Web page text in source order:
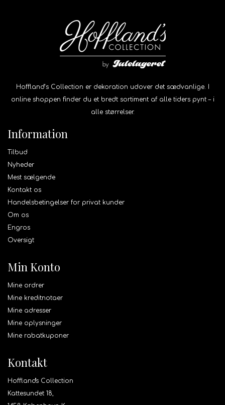
Hoffland’s Collection er dekoration udover det sædvanlige. I
online shoppen finder du et bredt sortiment af alle tiders pynt – i
alle størrelser.
Information
Tilbud
Nyheder
Mest sælgende
Kontakt os
Handelsbetingelser for privat kunder
Om os
Engros
Oversigt
Min Konto
Mine ordrer
Mine kreditnotaer
Mine adresser
Mine oplysninger
Mine rabatkuponer
Kontakt
Hoffland's Collection
Kattesundet 18,